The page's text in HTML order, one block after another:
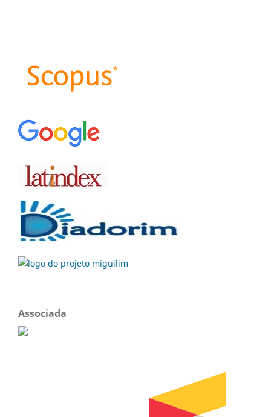
Associada